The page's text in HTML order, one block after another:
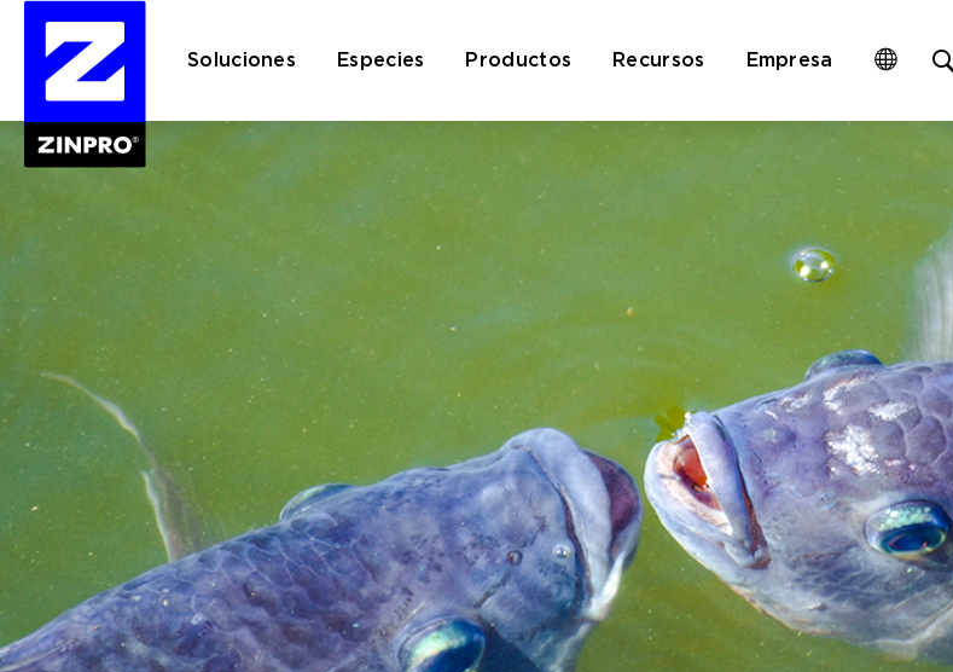
Soluciones Especies Productos Recursos Empresa